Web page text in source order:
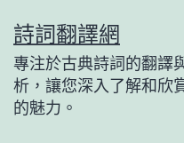
至
主
要
詩詞翻譯網
專注於古典詩詞的翻譯
析，讓您深入了解和欣
的魅力。